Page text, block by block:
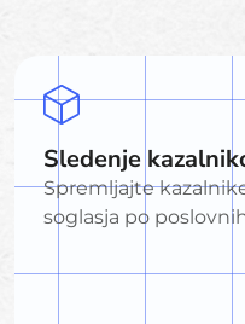
Sledenje
Spremljajte
soglasja po